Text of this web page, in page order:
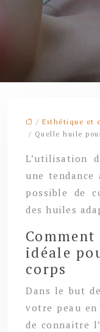
/ Esthétique et
/ Quelle huile
L’utilisation
une
possible de
des huiles
idéale
corps
Dans le but
votre peau
de connaitre